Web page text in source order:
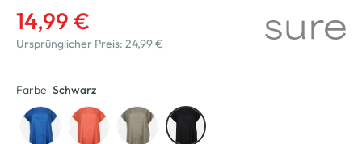
14,99 €
Ursprünglicher Preis: 24,99 €
Farbe Schwarz